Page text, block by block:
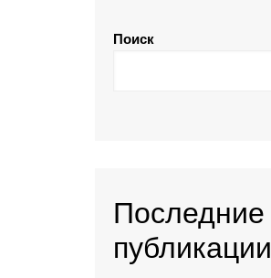
Поиск
Последние
публикации